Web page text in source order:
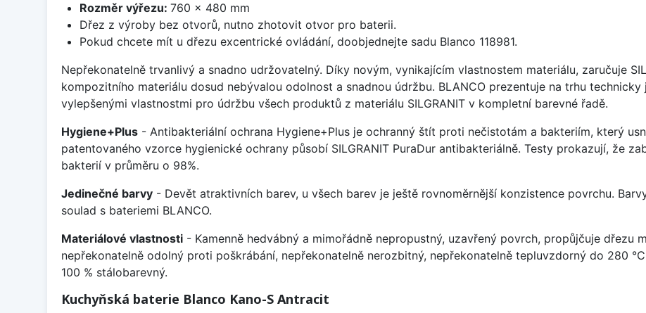
Rozměr výřezu: 760 x 480 mm
Dřez z výroby bez otvorů, nutno zhotovit otvor pro baterii.
Pokud chcete mít u dřezu excentrické ovládání, doobjednejte sadu Blanco 118981.
Nepřekonatelně trvanlivý a snadno udržovatelný. Díky novým, vynikajícím vlastnostem materiálu, zaručuje
kompozitního materiálu dosud nebývalou odolnost a snadnou údržbu. BLANCO prezentuje na trhu
vylepšenými vlastnostmi pro údržbu všech produktů z materiálu SILGRANIT v kompletní barevné řadě.
Hygiene+Plus - Antibakteriální ochrana Hygiene+Plus je ochranný štít proti nečistotám a bakteriím, který
patentovaného vzorce hygienické ochrany působí SILGRANIT PuraDur antibakteriálně. Testy prokazují, že
bakterií v průměru o 98%.
Jedinečné barvy - Devět atraktivních barev, u všech barev je ještě rovnoměrnější konzistence povrchu.
soulad s bateriemi BLANCO.
Materiálové vlastnosti - Kamenně hedvábný a mimořádně nepropustný, uzavřený povrch, propůjčuje dřezu
nepřekonatelně odolný proti poškrábání, nepřekonatelně nerozbitný, nepřekonatelně tepluvzdorný do 280
100 % stálobarevný.
Kuchyňská baterie Blanco Kano-S Antracit